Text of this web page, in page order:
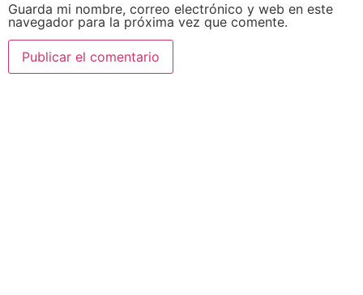
Guarda mi nombre, correo electrónico y web en este
navegador para la próxima vez que comente.